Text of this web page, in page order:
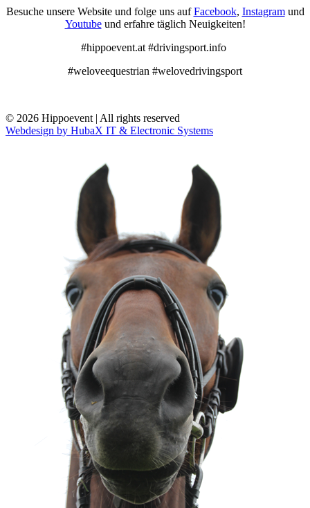
Besuche unsere Website und folge uns aufFacebook, Instagramund
Youtubeund erfahre täglich Neuigkeiten!
#hippoevent.at #drivingsport.info
#weloveequestrian #welovedrivingsport
© 2026 Hippoevent | All rights reserved
Webdesign by HubaX IT & Electronic Systems